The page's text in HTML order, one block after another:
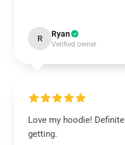
R Ryan
Verified owner
Love my hoodie!
getting.